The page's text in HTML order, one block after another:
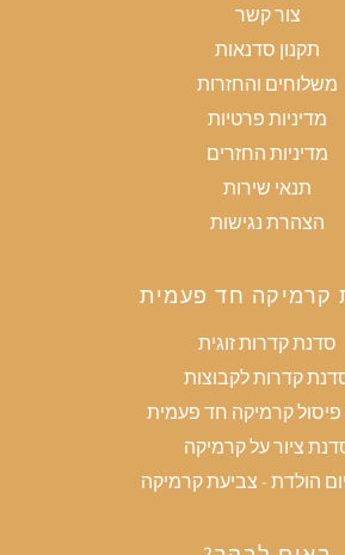
צור קשר
תקנון סדנאות
משלוחים והחזרות
מדיניות פרטיות
מדיניות החזרים
תנאי שירות
הצהרת נגישות
קרמיקה חד פעמית
סדנת קדרות זוגית
קדרות לקבוצות
קרמיקה חד פעמית
ציור על קרמיקה
הולדת - צביעת קרמיקה